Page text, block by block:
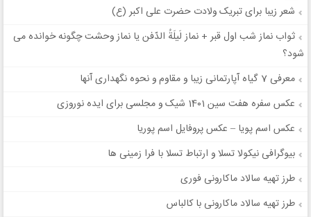
شعر زیبا برای تبریک ولادت حضرت علی‌ اکبر (ع)
ثواب نماز شب اول قبر + نماز لَیلَةُ الدّفن یا نماز وحشت چگونه خوانده می
شود؟
معرفی 7 گیاه آپارتمانی زیبا و مقاوم و نحوه نگهداری آنها
عکس سفره هفت سین 1401 شیک و مجلسی برای ایده نوروزی
عکس اسم پویا – عکس پروفایل اسم پوریا
بیوگرافی نیکولا تسلا و ارتباط تسلا با فرا زمینی ها
طرز تهیه سالاد ماکارونی فوری
طرز تهیه سالاد ماکارونی با کالباس